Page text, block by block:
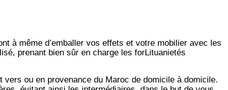
à même d’emballer vos effets et votre mobilier avec les
prenant bien sûr en charge les forLituanietés
ou en provenance du Maroc de domicile à domicile.